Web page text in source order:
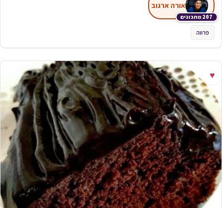
207 מתכונים
אורה ארגוב
פרווה
♥